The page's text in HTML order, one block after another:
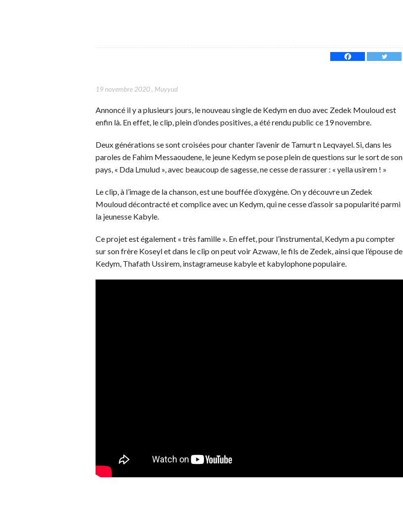
19 novembre 2020, Muyyud
Annoncé il y a plusieurs jours, le nouveau single de Kedym en duo avec Zedek Mouloud est
enfin là. En effet, le clip, plein d’ondes positives, a été rendu public ce 19 novembre.
Deux générations se sont croisées pour chanter l’avenir de Tamurt n Leqvayel. Si, dans les
paroles de Fahim Messaoudene, le jeune Kedym se pose plein de questions sur le sort de son
pays, « Dda Lmulud », avec beaucoup de sagesse, ne cesse de rassurer : « yella usirem ! »
Le clip, à l’image de la chanson, est une bouffée d’oxygène. On y découvre un Zedek
Mouloud décontracté et complice avec un Kedym, qui ne cesse d’assoir sa popularité parmi
la jeunesse Kabyle.
Ce projet est également « très famille ». En effet, pour l’instrumental, Kedym a pu compter
sur son frère Koseyl et dans le clip on peut voir Azwaw, le fils de Zedek, ainsi que l’épouse de
Kedym, Thafath Ussirem, instagrameuse kabyle et kabylophone populaire.